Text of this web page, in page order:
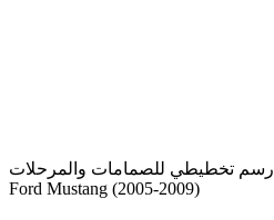
رسم تخطيطي للصمامات والمرحلات
Ford Mustang (2005-2009)